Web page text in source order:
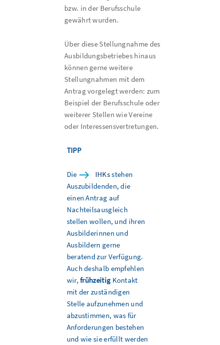
bzw. in der Berufsschule
gewährt wurden.
Über diese Stellungnahme des
Ausbildungsbetriebes hinaus
können gerne weitere
Stellungnahmen mit dem
Antrag vorgelegt werden: zum
Beispiel der Berufsschule oder
weiterer Stellen wie Vereine
oder Interessensvertretungen.
TIPP
Die IHKsstehen
Auszubildenden, die
einen Antrag auf
Nachteilsausgleich
stellen wollen, und ihren
Ausbilderinnen und
Ausbildern gerne
beratend zur Verfügung.
Auch deshalb empfehlen
wir,frühzeitig Kontakt
mit der zuständigen
Stelle aufzunehmen und
abzustimmen, was für
Anforderungen bestehen
und wie sie erfüllt werden